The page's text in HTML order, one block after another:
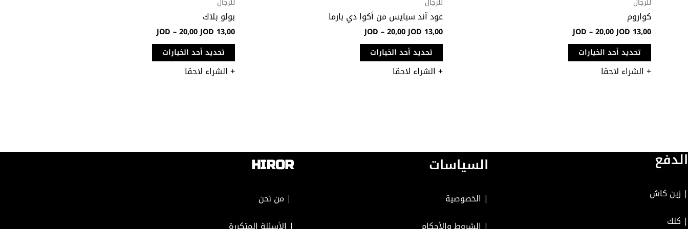
كواروم
13,00
JOD –20,00JOD
تحديد أحد الخيارات
+ الشراء لاحقا
عود آند سبايس من أكوا دي بارما
13,00
JOD –20,00JOD
تحديد أحد الخيارات
+ الشراء لاحقا
بولو بلاك
13,00
JOD –20,00JOD
تحديد أحد الخيارات
+ الشراء لاحقا
الدفع
| زين كاش
| كلك
السياسات
| الخصوصية
HIROR
| من نحن